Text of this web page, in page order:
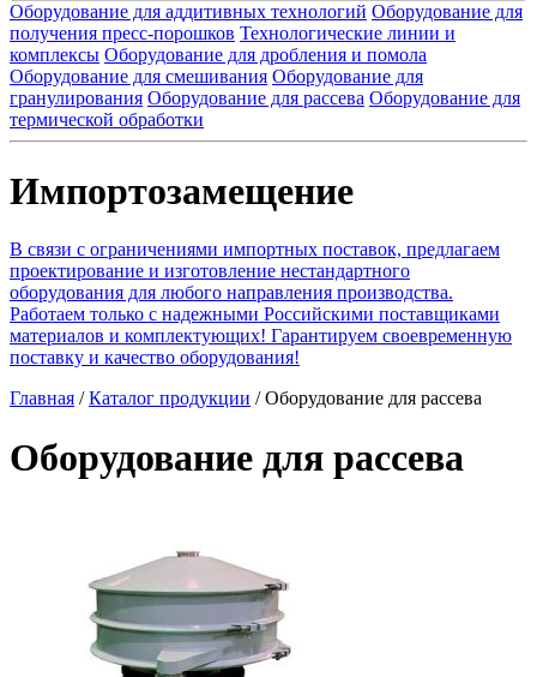
Оборудование для аддитивных технологий Оборудование для
получения пресс-порошков Технологические линии и
комплексы Оборудование для дробления и помола
Оборудование для смешивания Оборудование для
гранулирования Оборудование для рассева Оборудование для
термической обработки
Импортозамещение
В связи с ограничениями импортных поставок, предлагаем
проектирование и изготовление нестандартного
оборудования для любого направления производства.
Работаем только с надежными Российскими поставщиками
материалов и комплектующих! Гарантируем своевременную
поставку и качество оборудования!
Главная /Каталог продукции /Оборудование для рассева
Оборудование для рассева